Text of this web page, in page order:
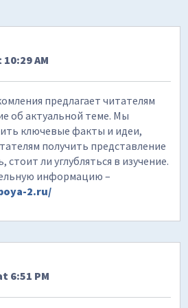
AM
предлагает читателям
об актуальной теме. Мы
ключевые факты и идеи,
получить представление
ли углубляться в изучение.
информацию –
2.ru/
6:51 PM